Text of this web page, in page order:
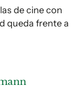
de cine con
queda frente a